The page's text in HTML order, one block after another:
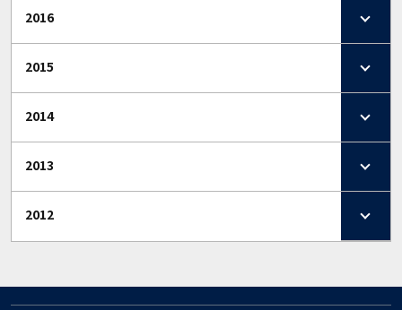
2016
2015
2014
2013
2012